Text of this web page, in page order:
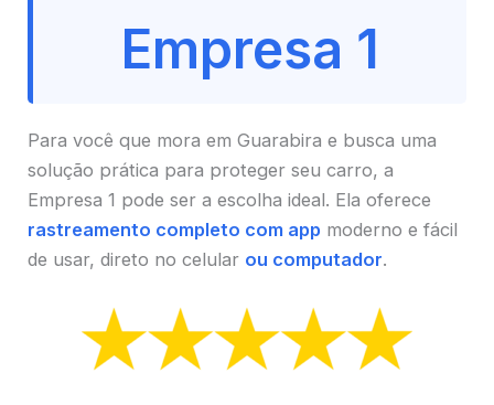
Empresa 1
Para você que mora em Guarabira e busca uma
solução prática para proteger seu carro, a
Empresa 1 pode ser a escolha ideal. Ela oferece
rastreamento completo com app moderno e fácil
de usar, direto no celular ou computador.